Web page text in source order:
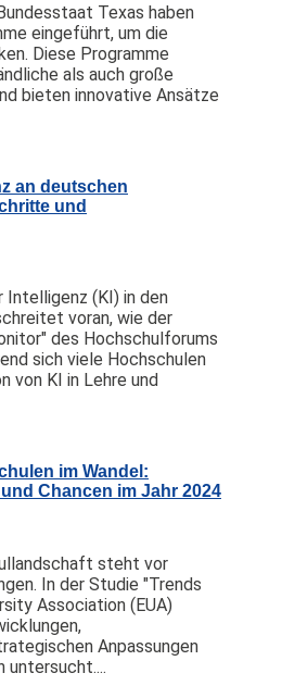
Texas haben
eingeführt, um die
Diese Programme
als auch große
bieten innovative Ansätze
an deutschen
und
Intelligenz (KI) in den
voran, wie der
des Hochschulforums
sich viele Hochschulen
von KI in Lehre und
im Wandel:
Chancen im Jahr 2024
steht vor
In der Studie "Trends
Association (EUA)
Anpassungen
untersucht....